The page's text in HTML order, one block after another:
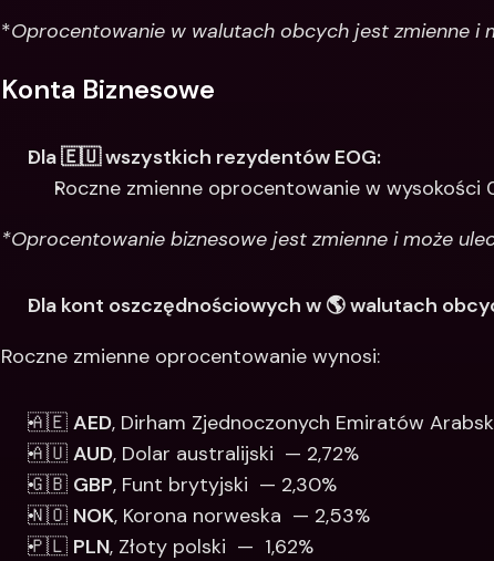
*Oprocentowanie w walutach obcych jest zmienne i
Konta Biznesowe
Dla 🇪🇺 wszystkich rezydentów EOG:
Roczne zmienne oprocentowanie w wysokości
*Oprocentowanie biznesowe jest zmienne i może
Dla kont oszczędnościowych w 🌎 walutach
Roczne zmienne oprocentowanie wynosi:
🇦🇪 AED, Dirham Zjednoczonych Emiratów
🇦🇺 AUD, Dolar australijski  — 2,72%
🇬🇧 GBP, Funt brytyjski  — 2,30%
🇳🇴 NOK, Korona norweska  — 2,53%
🇵🇱 PLN, Złoty polski  —  1,62%